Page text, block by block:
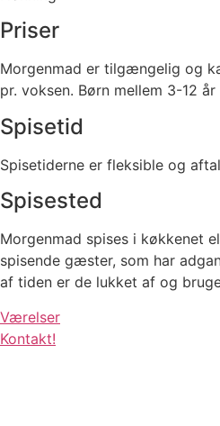
Priser
Morgenmad er tilgængelig og
pr. voksen. Børn mellem 3-12
Spisetid
Spisetiderne er fleksible og
Spisested
Morgenmad spises i køkkenet
spisende gæster, som har
af tiden er de lukket af og
Værelser
Kontakt!